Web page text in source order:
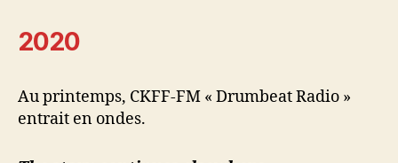
2020
Au printemps, CKFF-FM « Drumbeat Radio »
entrait en ondes.